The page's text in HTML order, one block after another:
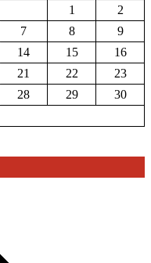
1
2
7 8
9
14 15
16
21 22
23
28 29
30